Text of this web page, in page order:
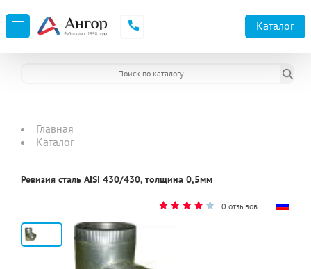
Каталог
Главная
Каталог
Ревизия сталь AISI 430/430, толщина 0,5мм
0 отзывов